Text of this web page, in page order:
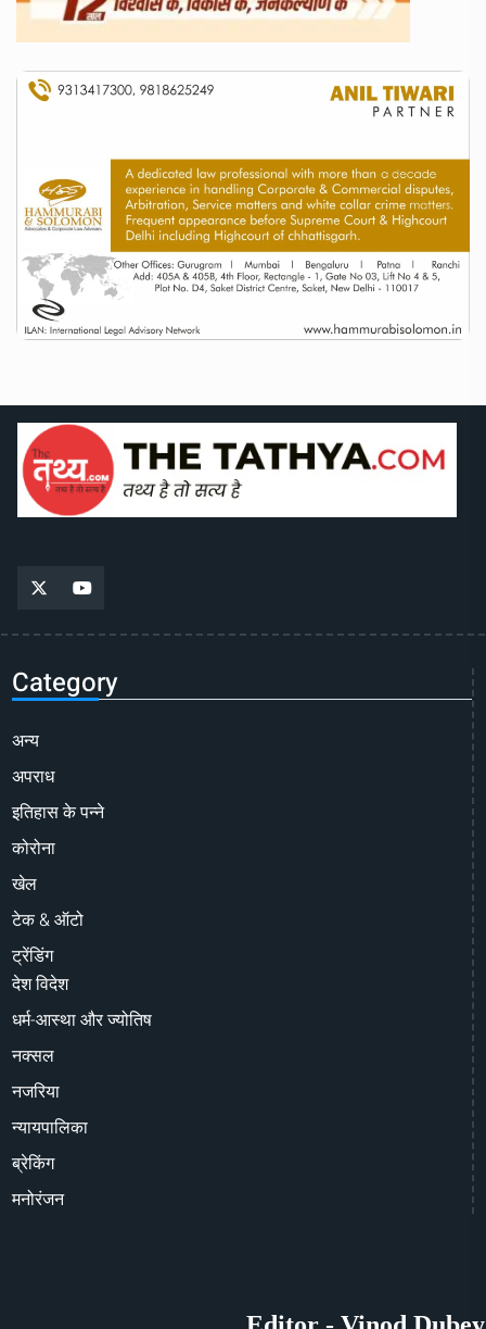
Category
अन्य
अपराध
इतिहास के पन्ने
कोरोना
खेल
टेक & ऑटो
ट्रेंडिंग
देश विदेश
धर्म-आस्था और ज्योतिष
नक्सल
नजरिया
न्यायपालिका
ब्रेकिंग
मनोरंजन